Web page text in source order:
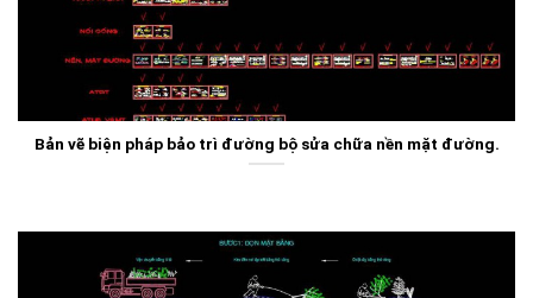
Bản vẽ biện pháp bảo trì đường bộ sửa chữa nền mặt đường.